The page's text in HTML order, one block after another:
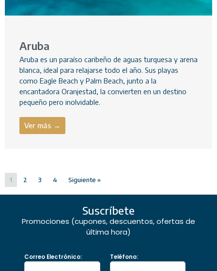
Aruba
Aruba es un paraíso caribeño de aguas turquesa y arena
blanca, ideal para relajarse todo el año. Sus playas
como Eagle Beach y Palm Beach, junto a la
encantadora Oranjestad, la convierten en un destino
pequeño pero inolvidable.
Ver más →
1 2 3 4 Siguiente »
Suscríbete
Promociones (cupones, descuentos, ofertas de
última hora)
Correo Electrónico: Teléfono: